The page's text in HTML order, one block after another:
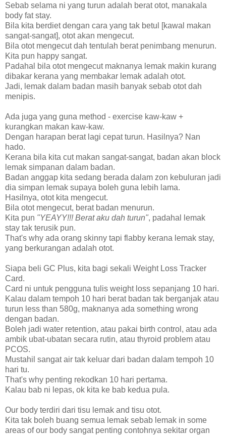
Sebab selama ni yang turun adalah berat otot, manakala
body fat stay.
Bila kita berdiet dengan cara yang tak betul [kawal makan
sangat-sangat], otot akan mengecut.
Bila otot mengecut dah tentulah berat penimbang menurun.
Kita pun happy sangat.
Padahal bila otot mengecut maknanya lemak makin kurang
dibakar kerana yang membakar lemak adalah otot.
Jadi, lemak dalam badan masih banyak sebab otot dah
menipis.
Ada juga yang guna method - exercise kaw-kaw +
kurangkan makan kaw-kaw.
Dengan harapan berat lagi cepat turun. Hasilnya? Nan
hado.
Kerana bila kita cut makan sangat-sangat, badan akan block
lemak simpanan dalam badan.
Badan anggap kita sedang berada dalam zon kebuluran jadi
dia simpan lemak supaya boleh guna lebih lama.
Hasilnya, otot kita mengecut.
Bila otot mengecut, berat badan menurun.
Kita pun "YEAYY!!! Berat aku dah turun", padahal lemak
stay tak terusik pun.
That's why ada orang skinny tapi flabby kerana lemak stay,
yang berkurangan adalah otot.
Siapa beli GC Plus, kita bagi sekali Weight Loss Tracker
Card.
Card ni untuk pengguna tulis weight loss sepanjang 10 hari.
Kalau dalam tempoh 10 hari berat badan tak berganjak atau
turun less than 580g, maknanya ada something wrong
dengan badan.
Boleh jadi water retention, atau pakai birth control, atau ada
ambik ubat-ubatan secara rutin, atau thyroid problem atau
PCOS.
Mustahil sangat air tak keluar dari badan dalam tempoh 10
hari tu.
That's why penting rekodkan 10 hari pertama.
Kalau bab ni lepas, ok kita ke bab kedua pula.
Our body terdiri dari tisu lemak and tisu otot.
Kita tak boleh buang semua lemak sebab lemak in some
areas of our body sangat penting contohnya sekitar organ